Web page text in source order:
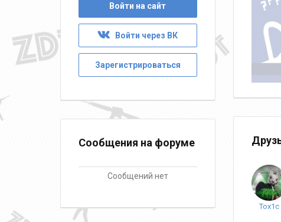
Tox1c
Войти на сайт
Войти через ВК
Зарегистрироваться
Сообщения на форуме
Сообщений нет